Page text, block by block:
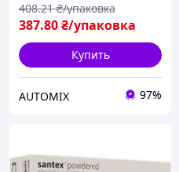
387.80₴/упаковка
408.21 ₴/упаковка
Купить
AUTOMIX 97%